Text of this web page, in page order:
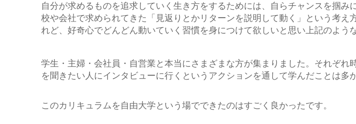
自分が求めるものを追求していく生き方をするためには、自らチャンスを掴み
校や会社で求められてきた「見返りとかリターンを説明して動く」という考え
れど、好奇心でどんどん動いていく習慣を身につけて欲しいと思い上記のよう
学生・主婦・会社員・自営業と本当にさまざまな方が集まりました。それぞれ
を聞きたい人にインタビューに行くというアクションを通して学んだことは多
このカリキュラムを自由大学という場でできたのはすごく良かったです。